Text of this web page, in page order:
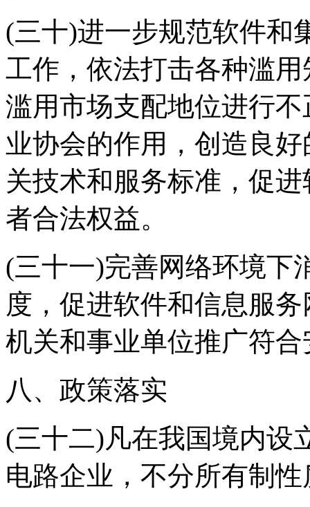
(三十)进一步规范软件和
工作，依法打击各种滥
滥用市场支配地位进行
业协会的作用，创造良
关技术和服务标准，促
者合法权益。
(三十一)完善网络环境下
度，促进软件和信息服
机关和事业单位推广符
八、政策落实
(三十二)凡在我国境内设
电路企业，不分所有制